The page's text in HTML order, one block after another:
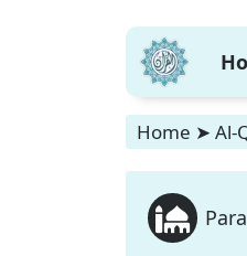
Home ➤ Al-